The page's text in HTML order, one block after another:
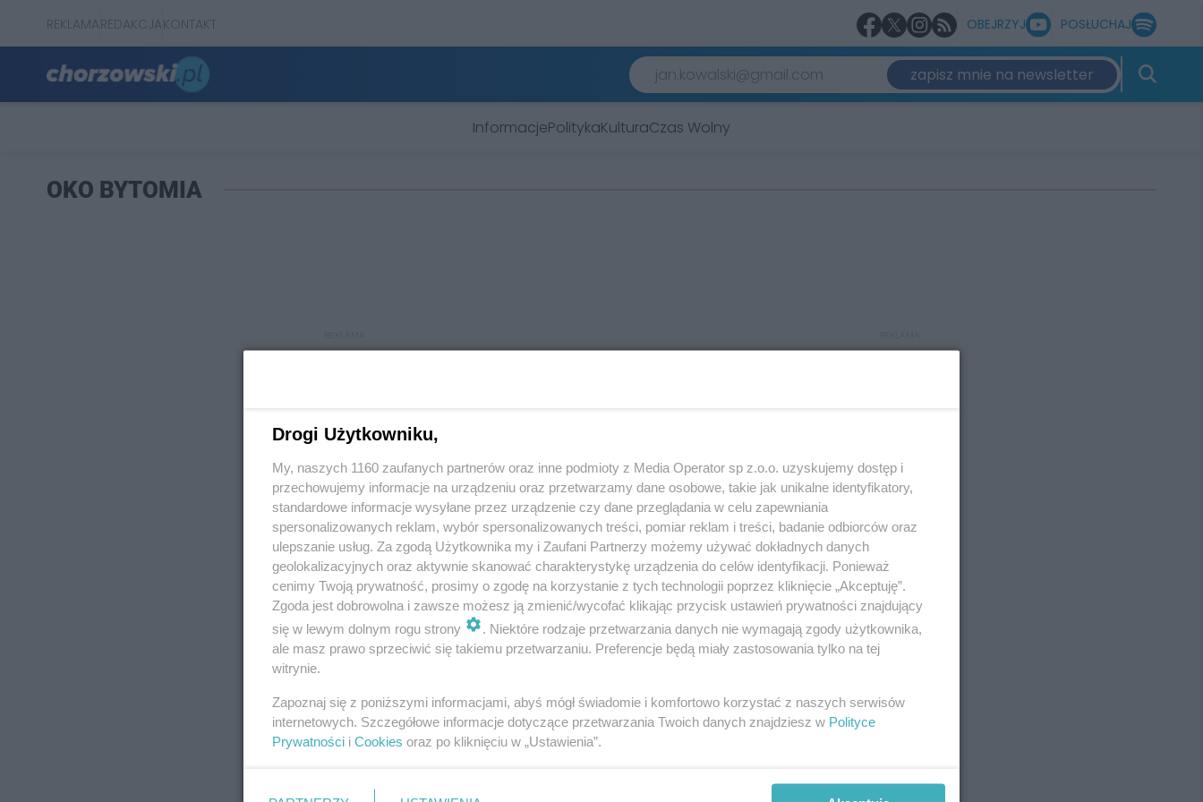
REKLAMAREDAKCJAKONTAKT OBEJRZYJ POSŁUCHAJ
zapisz mnie na newsletter
InformacjePolitykaKulturaCzas Wolny
OKO BYTOMIA
REKLAMA REKLAMA
Drogi Użytkowniku,
My, naszych 1160 zaufanych partnerów oraz inne podmioty z Media Operator sp z.o.o. uzyskujemy dostęp i
przechowujemy informacje na urządzeniu oraz przetwarzamy dane osobowe, takie jak unikalne identyfikatory,
standardowe informacje wysyłane przez urządzenie czy dane przeglądania w celu zapewniania
spersonalizowanych reklam, wybór spersonalizowanych treści, pomiar reklam i treści, badanie odbiorców oraz
ulepszanie usług. Za zgodą Użytkownika my i Zaufani Partnerzy możemy używać dokładnych danych
geolokalizacyjnych oraz aktywnie skanować charakterystykę urządzenia do celów identyfikacji. Ponieważ
cenimy Twoją prywatność, prosimy o zgodę na korzystanie z tych technologii poprzez kliknięcie „Akceptuję”.
Zgoda jest dobrowolna i zawsze możesz ją zmienić/wycofać klikając przycisk ustawień prywatności znajdujący
się w lewym dolnym rogu strony
. Niektóre rodzaje przetwarzania danych nie wymagają zgody użytkownika,
ale masz prawo sprzeciwić się takiemu przetwarzaniu. Preferencje będą miały zastosowania tylko na tej
witrynie.
Zapoznaj się z poniższymi informacjami, abyś mógł świadomie i komfortowo korzystać z naszych serwisów
internetowych. Szczegółowe informacje dotyczące przetwarzania Twoich danych znajdziesz w Polityce
Prywatności i Cookies oraz po kliknięciu w „Ustawienia”.